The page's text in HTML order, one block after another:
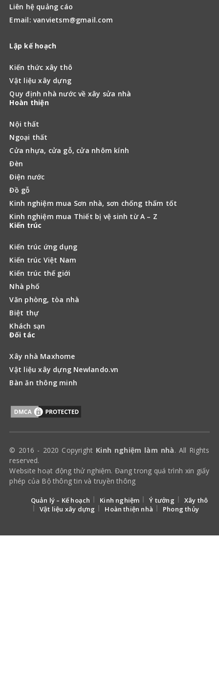
Liên hệ quảng cáo
Email: vanvietsm@gmail.com
Lập kế hoạch
Kiến thức xây thô
Vật liệu xây dựng
Quy định nhà nước về xây sửa nhà
Hoàn thiện
Nội thất
Ngoại thất
Cửa nhựa, cửa gỗ, cửa nhôm kính
Đèn
Điện nước
Đồ gỗ
Kinh nghiệm mua Sơn nhà, sơn chống thấm tốt
Kinh nghiệm mua Thiết bị vệ sinh từ A – Z
Kiến trúc
Kiến trúc ứng dụng
Kiến trúc Việt Nam
Kiến trúc thế giới
Nhà phố
Văn phòng, tòa nhà
Biệt thự
Khách sạn
Đối tác
Xây nhà Maxhome
Vật liệu xây dựng Newlando.vn
Bàn ăn thông minh
© 2016 - 2020 Copyright Kinh nghiệm làm nhà. All Rights
reserved.
Website hoạt động thử nghiệm. Đang trong quá trình xin giấy
phép của Bộ thông tin và truyền thông
Quản lý – Kế hoạch Kinh nghiệm Ý tưởng
Xây thô
Vật liệu xây dựng
Hoàn thiện nhà Phong thủy